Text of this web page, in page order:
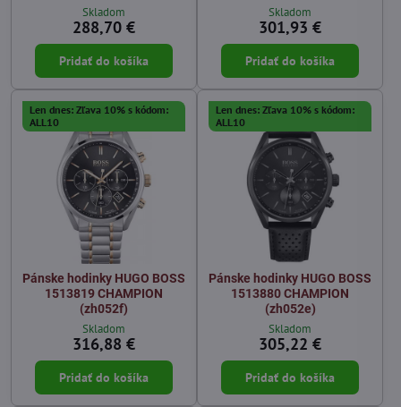
Skladom
288,70 €
Pridať do košíka
Skladom
301,93 €
Pridať do košíka
Len dnes: Zľava 10% s kódom:
ALL10
Pánske hodinky HUGO BOSS
1513819 CHAMPION
(zh052f)
Skladom
316,88 €
Pridať do košíka
Len dnes: Zľava 10% s kódom:
ALL10
Pánske hodinky HUGO BOSS
1513880 CHAMPION
(zh052e)
Skladom
305,22 €
Pridať do košíka